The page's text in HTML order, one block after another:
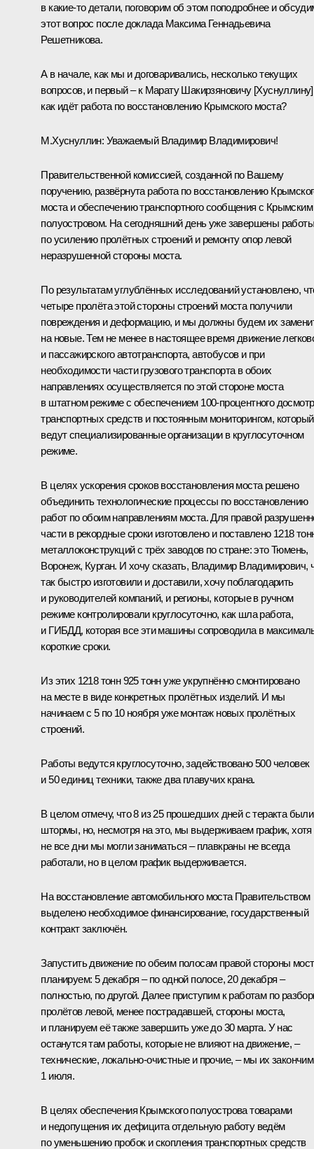
в какие-то детали, поговорим об этом поподробнее и
этот вопрос после доклада Максима Геннадьевича
Решетникова.
А в начале, как мы и договаривались, несколько текущих
вопросов, и первый – к Марату Шакирзяновичу
как идёт работа по восстановлению Крымского моста?
М.Хуснуллин: Уважаемый Владимир Владимирович!
Правительственной комиссией, созданной по Вашему
поручению, развёрнута работа по восстановлению
моста и обеспечению транспортного сообщения с Крымским
полуостровом. На сегодняшний день уже завершены работы
по усилению пролётных строений и ремонту опор левой
неразрушенной стороны моста.
По результатам углублённых исследований установлено,
четыре пролёта этой стороны строений моста получили
повреждения и деформацию, и мы должны будем их
на новые. Тем не менее в настоящее время движение
и пассажирского автотранспорта, автобусов и при
необходимости части грузового транспорта в обоих
направлениях осуществляется по этой стороне моста
в штатном режиме с обеспечением 100-процентного
транспортных средств и постоянным мониторингом, который
ведут специализированные организации в круглосуточном
режиме.
В целях ускорения сроков восстановления моста решено
объединить технологические процессы по восстановлению
работ по обоим направлениям моста. Для правой
части в рекордные сроки изготовлено и поставлено 1218
металлоконструкций с трёх заводов по стране: это Тюмень,
Воронеж, Курган. И хочу сказать, Владимир Владимирович,
так быстро изготовили и доставили, хочу поблагодарить
и руководителей компаний, и регионы, которые в ручном
режиме контролировали круглосуточно, как шла работа,
и ГИБДД, которая все эти машины сопроводила в
короткие сроки.
Из этих 1218 тонн 925 тонн уже укрупнённо смонтировано
на месте в виде конкретных пролётных изделий. И мы
начинаем с 5 по 10 ноября уже монтаж новых пролётных
строений.
Работы ведутся круглосуточно, задействовано 500 человек
и 50 единиц техники, также два плавучих крана.
В целом отмечу, что 8 из 25 прошедших дней с теракта были
штормы, но, несмотря на это, мы выдерживаем график, хотя
не все дни мы могли заниматься – плавкраны не всегда
работали, но в целом график выдерживается.
На восстановление автомобильного моста Правительством
выделено необходимое финансирование, государственный
контракт заключён.
Запустить движение по обеим полосам правой стороны
планируем: 5 декабря – по одной полосе, 20 декабря –
полностью, по другой. Далее приступим к работам по
пролётов левой, менее пострадавшей, стороны моста,
и планируем её также завершить уже до 30 марта. У нас
останутся там работы, которые не влияют на движение, –
технические, локально-очистные и прочие, – мы их закончим
1 июля.
В целях обеспечения Крымского полуострова товарами
и недопущения их дефицита отдельную работу ведём
по уменьшению пробок и скопления транспортных средств